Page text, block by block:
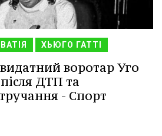
ХЬЮГО ГАТТІ
воротар Уго
після ДТП та
- Спорт